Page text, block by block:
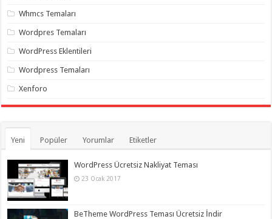
Whmcs Temaları
Wordpres Temaları
WordPress Eklentileri
Wordpress Temaları
Xenforo
Yeni Popüler Yorumlar Etiketler
WordPress Ücretsiz Nakliyat Teması
23 Ocak 2017
BeTheme WordPress Teması Ücretsiz İndir